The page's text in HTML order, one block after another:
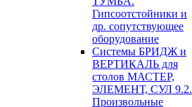
Гипсоотстойники и
др. сопутствующее
оборудование
Системы БРИДЖ и
ВЕРТИКАЛЬ для
столов МАСТЕР,
ЭЛЕМЕНТ, СУЛ 9.2.
Произвольные